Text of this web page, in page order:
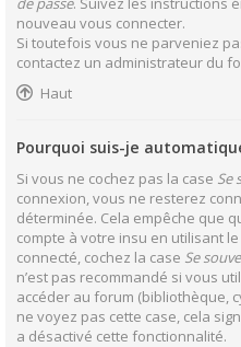
nouveau vous connecter.
Si toutefois vous ne parveniez
contactez un administrateur du
Haut
Pourquoi suis-je
Si vous ne cochez pas la case Se
connexion, vous ne resterez
déterminée. Cela empêche que
compte à votre insu en utilisant
connecté, cochez la case Se
n’est pas recommandé si vous
accéder au forum (bibliothèque,
ne voyez pas cette case, cela
a désactivé cette fonctionnalité.